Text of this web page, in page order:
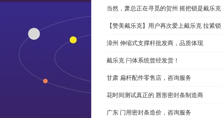
当然，萧总正在寻觅的贺州 摇把锁是戴乐克
【赞美戴乐克】用户再次爱上戴乐克 拉紧锁
漳州 伸缩式支撑杆批发商，品质体现
戴乐克 闩体系统曾经发货！
甘肃 扁杆配件零售店，咨询服务
花时间测试真正的 唇形密封条制造商
广东 门用密封条造价，咨询服务